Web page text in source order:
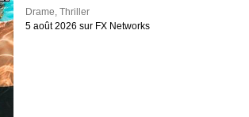
Drame ,Thriller
5 août 2026 sur FX Networks